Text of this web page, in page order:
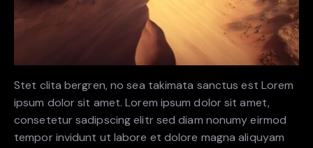
Stet clita bergren, no sea takimata sanctus est Lorem
ipsum dolor sit amet. Lorem ipsum dolor sit amet,
consetetur sadipscing elitr sed diam nonumy eirmod
tempor invidunt ut labore et dolore magna aliquyam